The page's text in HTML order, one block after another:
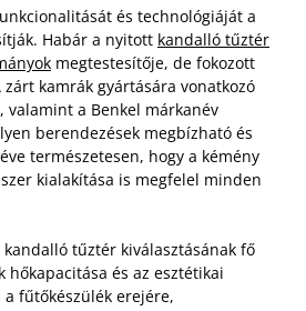
és technológiáját a
Habár a nyitott kandalló tűztér
megtestesítője, de fokozott
kamrák gyártására vonatkozó
valamint a Benkel márkanév
berendezések megbízható és
természetesen, hogy a kémény
kialakítása is megfelel minden
tűztér kiválasztásának fő
hőkapacitása és az esztétikai
fűtőkészülék erejére,